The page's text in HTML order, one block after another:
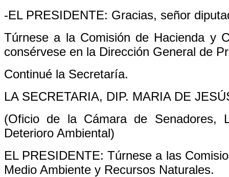
-EL PRESIDENTE: Gracias, señor
Túrnese a la Comisión de Hacienda y
consérvese en la Dirección General de
Continué la Secretaría.
LA SECRETARIA, DIP. MARIA DE
(Oficio de la Cámara de Senadores,
Deterioro Ambiental)
EL PRESIDENTE: Túrnese a las
Medio Ambiente y Recursos Naturales.